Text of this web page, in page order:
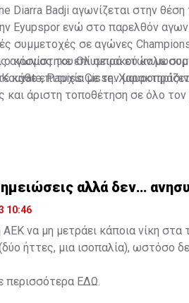
Diarra Badji αγωνίζεται στην
Eyupspor ενώ στο παρελθόν
συμμετοχές σε αγώνες
αγωνίστηκε επί σειρά ετών με
Papiss Cisse.
και άριστη τοποθέτηση σε όλο
ο κόσμος του Ολυμπιακού
κάθε επιτυχία με την
αλλά δεν…
10:46
να μη μετράει κάποια νίκη στα
ήττες, μια ισοπαλία), ωστόσο
περισσότερα ΕΔΩ